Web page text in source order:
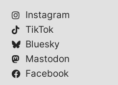
Instagram
TikTok
Bluesky
Mastodon
Facebook